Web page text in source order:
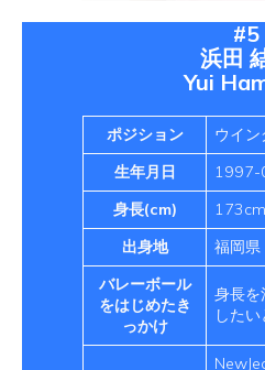
#5
浜田
Yui
ポジション
ウイン
生年月日
身長(cm)
173cm
出身地
福岡県
バレーボール
をはじめたき
っかけ
身長を
した